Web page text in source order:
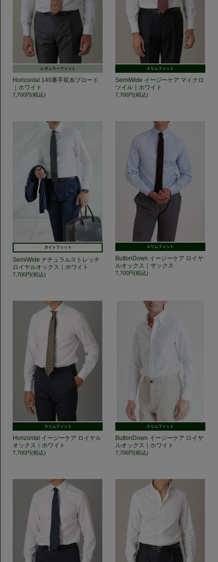
レギュラーフィット
Horizontal 140番手双糸ブロード
｜ホワイト
7,700円(税込)
スリムフィット
SemiWide イージーケア マイクロ
ツイル｜ホワイト
7,700円(税込)
タイトフィット
SemiWide ナチュラルストレッチ
ロイヤルオックス｜ホワイト
7,700円(税込)
スリムフィット
ButtonDown イージーケア ロイヤ
ルオックス｜サックス
7,700円(税込)
スリムフィット
Horizontal イージーケア ロイヤル
オックス｜ホワイト
7,700円(税込)
スリムフィット
ButtonDown イージーケア ロイヤ
ルオックス｜ホワイト
7,700円(税込)